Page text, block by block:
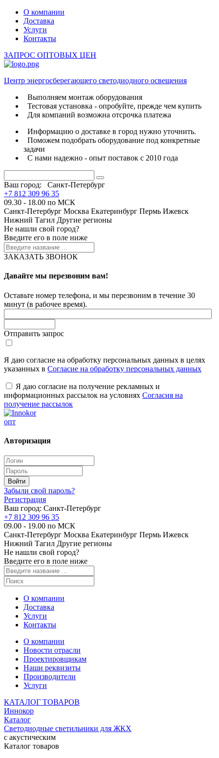
О компании
Доставка
Услуги
Контакты
ЗАПРОС ОПТОВЫХ ЦЕН
Центр энергосберегающего светодиодного освещения
Выполняем монтаж оборудования
Тестовая установка - опробуйте, прежде чем купить
Для компаний возможна отсрочка платежа
Информацию о доставке в город нужно уточнить.
Поможем подобрать оборудование под конкретные
задачи
С нами надежно - опыт поставок с 2010 года
Ваш город:
Санкт-Петербург
+7 812 309 96 35
09.30 - 18.00 по МСК
Санкт-Петербург Москва Екатеринбург Пермь Ижевск
Нижний Тагил Другие регионы
Не нашли свой город?
Введите его в поле ниже
ЗАКАЗАТЬ ЗВОНОК
Давайте мы перезвоним вам!
Оставьте номер телефона, и мы перезвоним в течение 30
минут (в рабочее время).
Отправить запрос
Я даю согласие на обработку персональных данных в целях
указанных в Согласие на обработку персональных данных
Я даю согласие на получение рекламных и
информационных рассылок на условиях Согласия на
получение рассылок
опт
Авторизация
Забыли свой пароль?
Регистрация
Ваш город: Санкт-Петербург
+7 812 309 96 35
09.00 - 19.00 по МСК
Санкт-Петербург Москва Екатеринбург Пермь Ижевск
Нижний Тагил Другие регионы
Не нашли свой город?
Введите его в поле ниже
О компании
Доставка
Услуги
Контакты
О компании
Новости отрасли
Проектировщикам
Наши реквизиты
Производители
Услуги
КАТАЛОГ ТОВАРОВ
Иннокор
Каталог
Светодиодные светильники для ЖКХ
с акустическим
Каталог товаров